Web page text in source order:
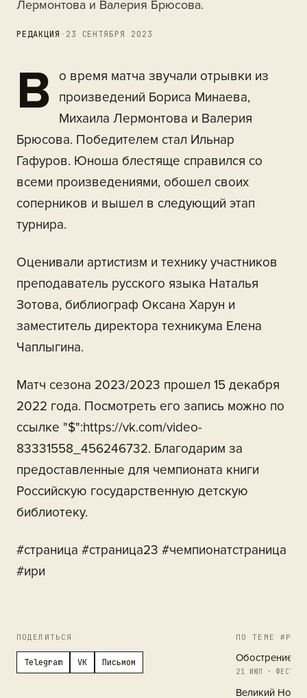
Лермонтова и Валерия Брюсова.
РЕДАКЦИЯ · 23 СЕНТЯБРЯ 2023
В
о время матча звучали отрывки из
произведений Бориса Минаева,
Михаила Лермонтова и Валерия
Брюсова. Победителем стал Ильнар
Гафуров. Юноша блестяще справился со
всеми произведениями, обошел своих
соперников и вышел в следующий этап
турнира.
Оценивали артистизм и технику участников
преподаватель русского языка Наталья
Зотова, библиограф Оксана Харун и
заместитель директора техникума Елена
Чаплыгина.
Матч сезона 2023/2023 прошел 15 декабря
2022 года. Посмотреть его запись можно по
ссылке "$":https://vk.com/video-
83331558_456246732. Благодарим за
предоставленные для чемпионата книги
Российскую государственную детскую
библиотеку.
#страница #страница23 #чемпионатстраница
#ири
ПОДЕЛИТЬСЯ
Telegram VK Письмом
ПО ТЕМЕ
Обострение в
21 ИЮЛ ·
Великий